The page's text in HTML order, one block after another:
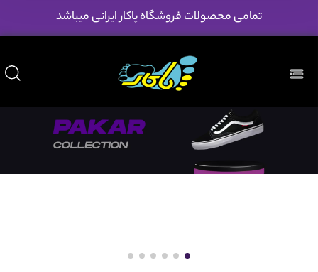
تمامی محصولات فروشگاه پاکار ایرانی میباشد